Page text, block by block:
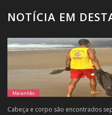
NOTÍCIA EM
Maranhão
Cabeça e corpo são encontrados